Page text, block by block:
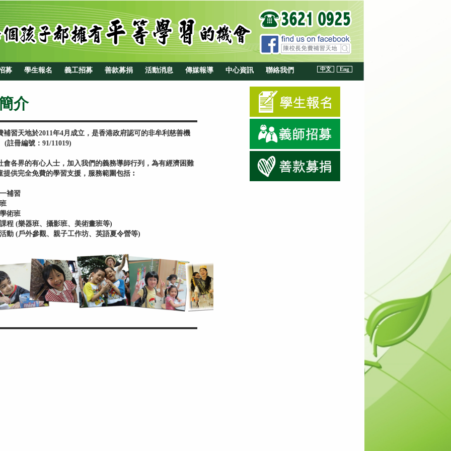
中文 Eng
募 學生報名 義工招募 善款募捐 活動消息 傳媒報導 中心資訊 聯絡我們
介
補習天地於2011年4月成立，是香港政府認可的非牟利慈善機
編號：91/11019)
會各界的有心人士，加入我們的義務導師行列，為有經濟困難
提供完全免費的學習支援，服務範圍包括︰
補習
術班
程 (樂器班、攝影班、美術畫班等)
動 (戶外參觀、親子工作坊、英語夏令營等)